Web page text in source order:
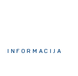
INFORMACIJA